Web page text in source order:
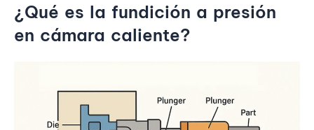
¿Qué es la fundición a presión
en cámara caliente?